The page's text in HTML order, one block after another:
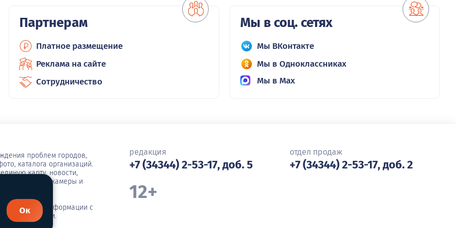
Партнерам
Платное размещение
Реклама на сайте
Сотрудничество
Мы в соц. сетях
Мы ВКонтакте
Мы в Одноклассниках
Мы в Max
проблем городов,
каталога организаций.
карту, новости,
погода, вебкамеры и
информации с
администрации.
редакция
+7 (34344) 2-53-17, доб. 5
отдел продаж
+7 (34344) 2-53-17, доб. 2
12+
Ок